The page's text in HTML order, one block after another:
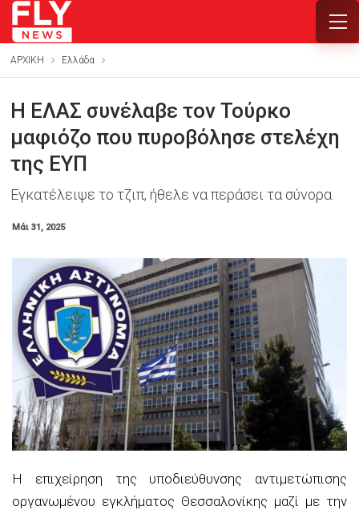
ΑΡΧΙΚΗ Ελλάδα
Η ΕΛΑΣ συνέλαβε τον Τούρκο
μαφιόζο που πυροβόλησε στελέχη
της ΕΥΠ
Εγκατέλειψε το τζιπ, ήθελε να περάσει τα σύνορα
Μάι 31, 2025
Η επιχείρηση της υποδιεύθυνσης αντιμετώπισης
οργανωμένου εγκλήματος Θεσσαλονίκης μαζί με την